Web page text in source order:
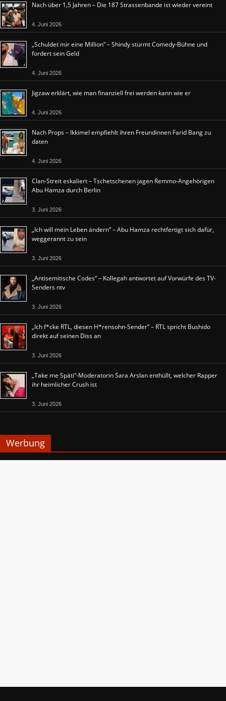
Nach über 1,5 Jahren – Die 187 Strassenbande ist wieder vereint
4. Juni 2026
„Schuldet mir eine Million“ – Shindy stürmt Comedy-Bühne und
fordert sein Geld
4. Juni 2026
Jigzaw erklärt, wie man finanziell frei werden kann wie er
4. Juni 2026
Nach Props – Ikkimel empfiehlt ihren Freundinnen Farid Bang zu
daten
4. Juni 2026
Clan-Streit eskaliert – Tschetschenen jagen Remmo-Angehörigen
Abu Hamza durch Berlin
3. Juni 2026
„Ich will mein Leben ändern“ – Abu Hamza rechtfertigt sich dafür,
weggerannt zu sein
3. Juni 2026
„Antisemitische Codes“ – Kollegah antwortet auf Vorwürfe des TV-
Senders ntv
3. Juni 2026
„Ich f*cke RTL, diesen H*rensohn-Sender“ – RTL spricht Bushido
direkt auf seinen Diss an
3. Juni 2026
„Take me Späti“-Moderatorin Sara Arslan enthüllt, welcher Rapper
ihr heimlicher Crush ist
3. Juni 2026
Werbung